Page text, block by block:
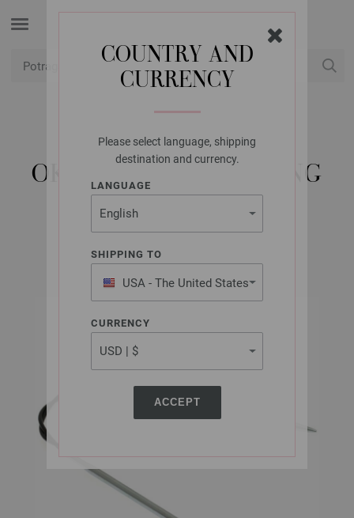
COUNTRY AND
CURRENCY
Please select language, shipping
destination and currency.
LANGUAGE
SHIPPING TO
USA - The United States
of America
CURRENCY
ACCEPT
LANA GROSSA
OKRUGLA IGLA MESING
3,5/40CM